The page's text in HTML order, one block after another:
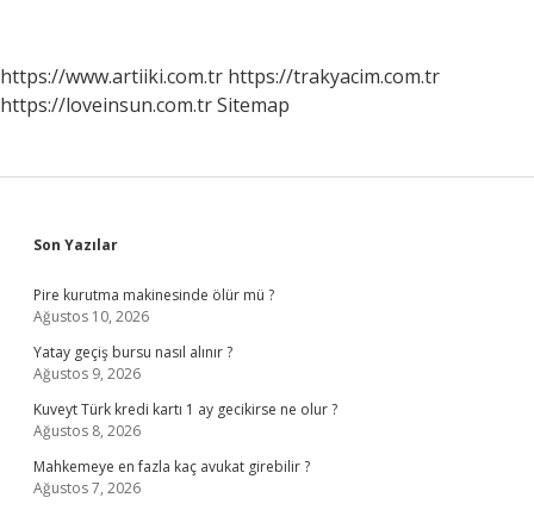
https://www.artiiki.com.tr https://trakyacim.com.tr
https://loveinsun.com.trSitemap
Sidebar
Son Yazılar
Pire kurutma makinesinde ölür mü ?
Ağustos 10, 2026
Yatay geçiş bursu nasıl alınır ?
Ağustos 9, 2026
Kuveyt Türk kredi kartı 1 ay gecikirse ne olur ?
Ağustos 8, 2026
Mahkemeye en fazla kaç avukat girebilir ?
Ağustos 7, 2026